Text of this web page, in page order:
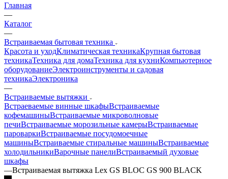
Главная
—
Каталог
—
Встраиваемая бытовая техника
Красота и уходКлиматическая техникаКрупная бытовая
техникаТехника для домаТехника для кухниКомпьютерное
оборудованиеЭлектроинструменты и садовая
техникаЭлектроника
—
Встраиваемые вытяжки
Встраеваемые винные шкафыВстраиваемые
кофемашиныВстраиваемые микроволновые
печиВстраиваемые морозильные камерыВстраиваемые
пароваркиВстраиваемые посудомоечные
машиныВстраиваемые стиральные машиныВстраиваемые
холодильникиВарочные панелиВстраиваемый духовые
шкафы
—Встраиваемая вытяжка Lex GS BLOC GS 900 BLACK